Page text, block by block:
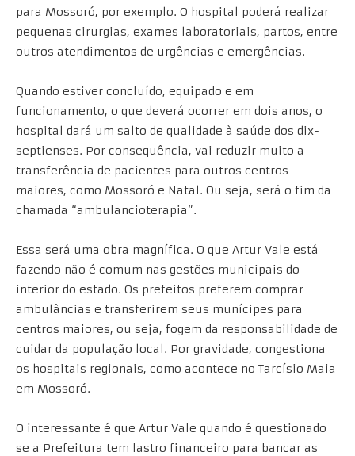
para Mossoró, por exemplo. O hospital poderá realizar
pequenas cirurgias, exames laboratoriais, partos, entre
outros atendimentos de urgências e emergências.
Quando estiver concluído, equipado e em
funcionamento, o que deverá ocorrer em dois anos, o
hospital dará um salto de qualidade à saúde dos dix-
septienses. Por consequência, vai reduzir muito a
transferência de pacientes para outros centros
maiores, como Mossoró e Natal. Ou seja, será o fim da
chamada “ambulancioterapia”.
Essa será uma obra magnífica. O que Artur Vale está
fazendo não é comum nas gestões municipais do
interior do estado. Os prefeitos preferem comprar
ambulâncias e transferirem seus munícipes para
centros maiores, ou seja, fogem da responsabilidade de
cuidar da população local. Por gravidade, congestiona
os hospitais regionais, como acontece no Tarcísio Maia
em Mossoró.
O interessante é que Artur Vale quando é questionado
se a Prefeitura tem lastro financeiro para bancar as